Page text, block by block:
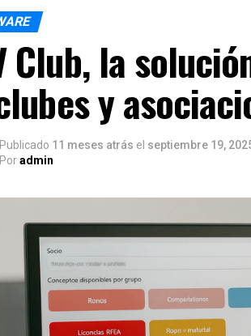
Club, la
y
Publicado 11 meses atrás el septiembre 19,
Poradmin